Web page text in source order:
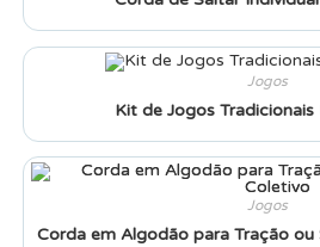
Jogos
Kit de Jogos
Jogos
Corda em Algodão para Tração